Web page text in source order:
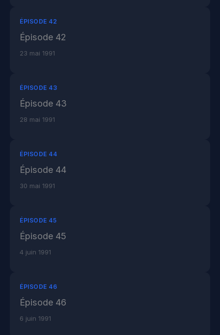
ÉPISODE 42
Épisode 42
23 mai 1991
ÉPISODE 43
Épisode 43
28 mai 1991
ÉPISODE 44
Épisode 44
30 mai 1991
ÉPISODE 45
Épisode 45
4 juin 1991
ÉPISODE 46
Épisode 46
6 juin 1991